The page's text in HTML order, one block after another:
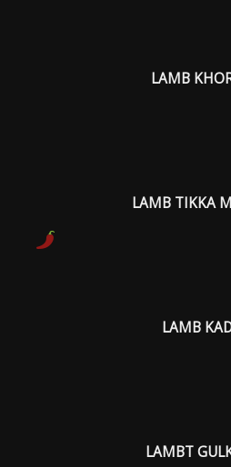
LAMB
LAMB TIKKA
LAMB
LAMBT